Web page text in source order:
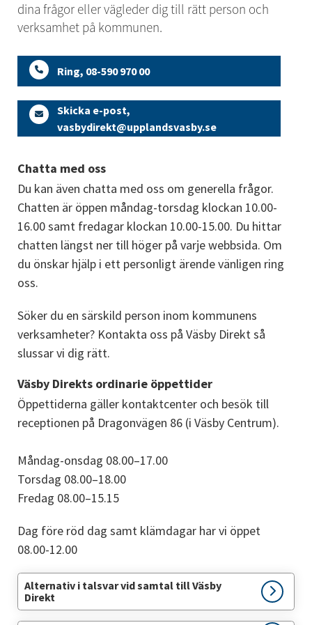
dina frågor eller vägleder dig till rätt person och
verksamhet på kommunen.
Ring, 08-590 970 00
Skicka e-post,
vasbydirekt@upplandsvasby.se
Chatta med oss
Du kan även chatta med oss om generella frågor.
Chatten är öppen måndag-torsdag klockan 10.00-
16.00 samt fredagar klockan 10.00-15.00. Du hittar
chatten längst ner till höger på varje webbsida. Om
du önskar hjälp i ett personligt ärende vänligen ring
oss.
Söker du en särskild person inom kommunens
verksamheter? Kontakta oss på Väsby Direkt så
slussar vi dig rätt.
Väsby Direkts ordinarie öppettider
Öppettiderna gäller kontaktcenter och besök till
receptionen på Dragonvägen 86 (i Väsby Centrum).
Måndag-onsdag 08.00–17.00
Torsdag 08.00–18.00
Fredag 08.00–15.15
Dag före röd dag samt klämdagar har vi öppet
08.00-12.00
Alternativ i talsvar vid samtal till Väsby
Direkt